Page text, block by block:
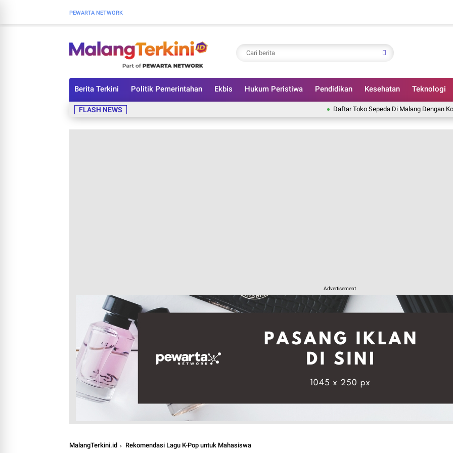
PEWARTA NETWORK
Berita Terkini Politik Pemerintahan Ekbis Hukum Peristiwa Pendidikan Kesehatan Teknologi
FLASH NEWS Daftar Toko Sepeda Di Malang Dengan Koleksi
Advertisement
MalangTerkini.id Rekomendasi Lagu K-Pop untuk Mahasiswa